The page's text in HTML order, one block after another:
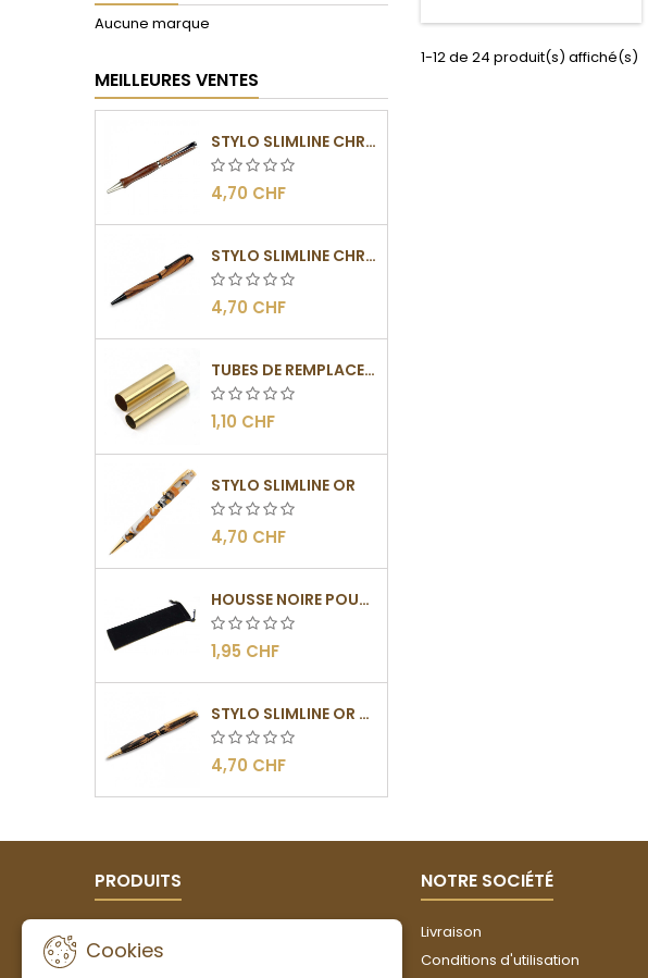
Aucune marque
MEILLEURES VENTES
STYLO SLIMLINE CHROMÉ
4,70 CHF
STYLO SLIMLINE CHROMÉ NOIR
4,70 CHF
TUBES DE REMPLACEMENT POUR MÉCANISME SLIMLINE
1,10 CHF
STYLO SLIMLINE OR
4,70 CHF
HOUSSE NOIRE POUR STYLO
1,95 CHF
STYLO SLIMLINE OR - BARRETTE PLATE
4,70 CHF
1-12 de 24 produit(s) affiché(s)
PRODUITS
Nouveaux produits
NOTRE SOCIÉTÉ
Livraison
Conditions d'utilisation
Cookies